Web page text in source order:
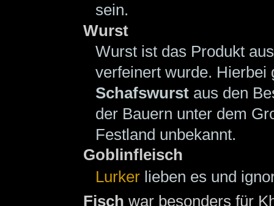
sein.
Wurst
Wurst ist das Produkt
verfeinert wurde. Hierbei
Schafswurst aus den
der Bauern unter dem
Festland unbekannt.
Goblinfleisch
Lurker lieben es und
Fisch war besonders für